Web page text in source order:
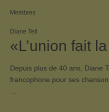
Membres
Diane Tell
«L’union fait
Depuis plus de 40 ans, Diane
francophone pour ses
…